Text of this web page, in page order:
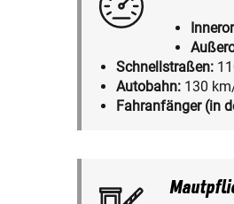
Schnellstraßen:
Autobahn: 130
Fahranfänger (in